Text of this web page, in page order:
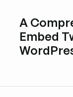
A
Embed